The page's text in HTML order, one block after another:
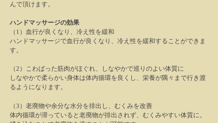
んで頂けます。
ハンドマッサージの効果
（ 1 ）血行が良くなり、冷え性を緩和
ハンドマッサージで血行が良くなり、冷え性を緩和することができま
す。
（2 ）こわばった筋肉がほぐれ、しなやかで巡りのよい体質に
しなやかで柔らかい身体は体内循環を良くし、栄養が隅々まで行き渡
るようになります。
（3 ）老廃物や余分な水分を排出し、むくみを改善
体内循環が滞っていると老廃物が排出されず、むくみやすい体質に。